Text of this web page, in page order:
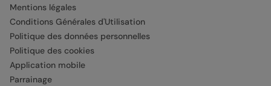
Mentions légales
Conditions Générales d'Utilisation
Politique des données personnelles
Politique des cookies
Application mobile
Parrainage